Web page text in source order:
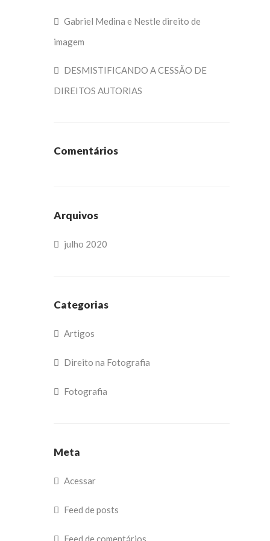
Gabriel Medina e Nestle direito de
imagem
DESMISTIFICANDO A CESSÃO DE
DIREITOS AUTORIAS
Comentários
Arquivos
julho 2020
Categorias
Artigos
Direito na Fotografia
Fotografia
Meta
Acessar
Feed de posts
Feed de comentários